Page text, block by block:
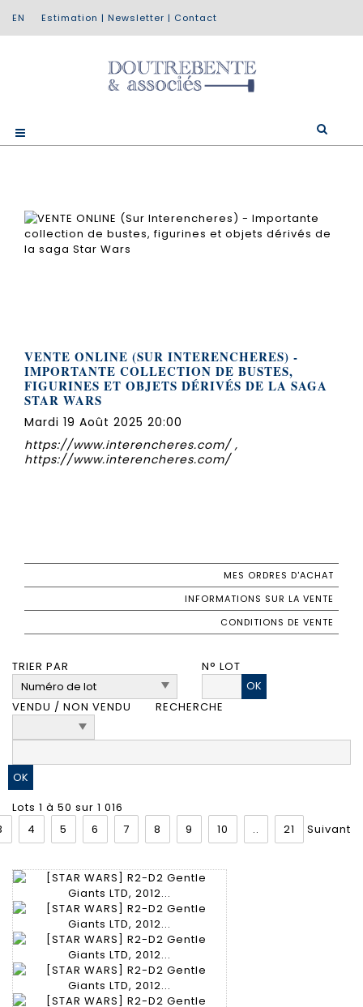
Estimation | Newsletter | Contact
VENTE ONLINE (SUR INTERENCHERES) -
IMPORTANTE COLLECTION DE BUSTES,
FIGURINES ET OBJETS DÉRIVÉS DE LA SAGA
STAR WARS
Mardi 19 Août 2025 20:00
https://www.interencheres.com/ ,
https://www.interencheres.com/
MES ORDRES D'ACHAT
INFORMATIONS SUR LA VENTE
CONDITIONS DE VENTE
TRIER PAR
N° LOT
OK
VENDU / NON VENDU
RECHERCHE
Lots 1 à 50 sur 1 016
4 5 6 7 8 9 10 .. 21 Suivant